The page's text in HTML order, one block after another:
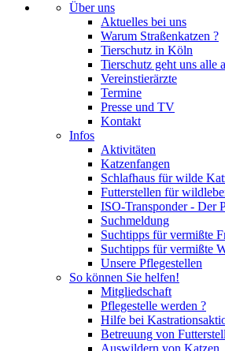
Über uns
Aktuelles bei uns
Warum Straßenkatzen ?
Tierschutz in Köln
Tierschutz geht uns alle
Vereinstierärzte
Termine
Presse und TV
Kontakt
Infos
Aktivitäten
Katzenfangen
Schlafhaus für wilde
Futterstellen für
ISO-Transponder - Der
Suchmeldung
Suchtipps für vermißte
Suchtipps für vermißte
Unsere Pflegestellen
So können Sie helfen!
Mitgliedschaft
Pflegestelle werden ?
Hilfe bei
Betreuung von
Auswildern von Katzen